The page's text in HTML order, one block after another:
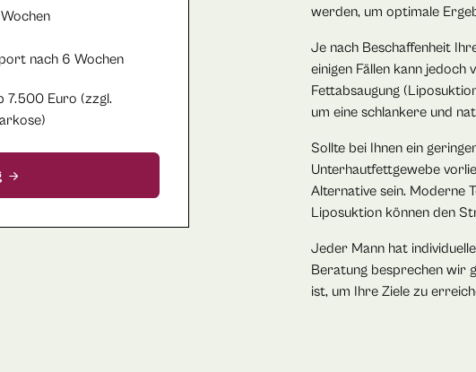
nach 6 Wochen
7.500 Euro (zzgl.
werden, um optimale
Je nach Beschaffenheit
einigen Fällen kann
Fettabsaugung
um eine schlankere und
Sollte bei Ihnen ein
Unterhautfettgewebe
Alternative sein. Moderne
Liposuktion können den
Jeder Mann hat
Beratung besprechen wir
ist, um Ihre Ziele zu